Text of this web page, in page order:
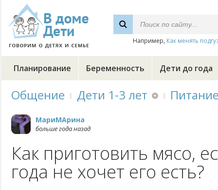
Например, Как менять
Планирование Беременность Дети до года
Общение Дети 1-3 лет
МариМАрина
больше года назад
Как приготовить мясо,
года не хочет его есть?